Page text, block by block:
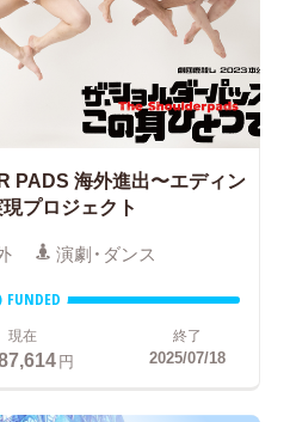
PADS 海外進出〜エディン
プロジェクト
演劇・ダンス
FUNDED
現在
円
終了
2025/07/18